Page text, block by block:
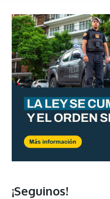
¡Seguinos!